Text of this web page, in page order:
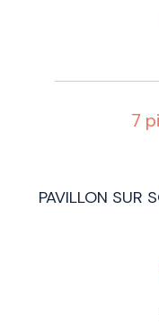
7
PAVILLON SUR